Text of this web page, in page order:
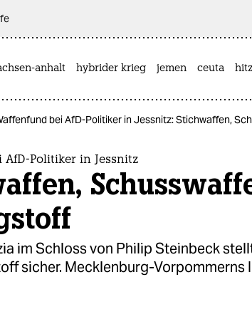
anhalt hybrider krieg jemen ceuta
bei AfD-Politiker in Jessnitz: Stichwaffen,
AfD-Politiker in Jessnitz
im Schloss von Philip Steinbeck
sicher. Mecklenburg-Vorpommerns